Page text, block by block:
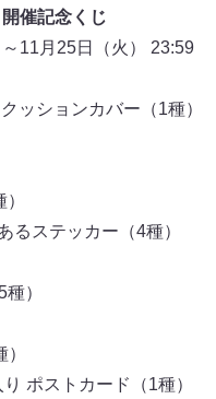
催記念くじ
11月25日（火） 23:59
ッションカバー（1種）
るステッカー（4種）
）
ポストカード（1種）